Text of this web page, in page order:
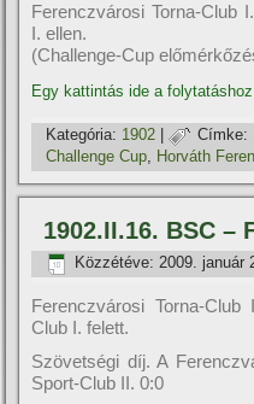
Ferenczvárosi Torna-Club
I. ellen.
(Challenge-Cup
Egy kattintás ide a
Kategória: 1902 | Címke:
Challenge Cup, Horváth
1902.II.16. BSC –
Közzétéve: 2009. január
Ferenczvárosi Torna-
Club I. felett.
Szövetségi dí­j. A
Sport-Club II. 0:0